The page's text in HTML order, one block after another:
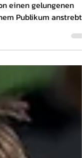
im letzten
Publikum anstrebt,
Mannschaft darum,
der vergangenen
Auch die
ein klares Ziel vor
in
endgültig
wartet auf den
mit
aber der